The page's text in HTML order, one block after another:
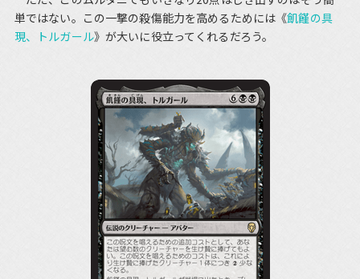
単ではない。この一撃の殺傷能力を高めるためには《飢饉の具
現、トルガール》が大いに役立ってくれるだろう。